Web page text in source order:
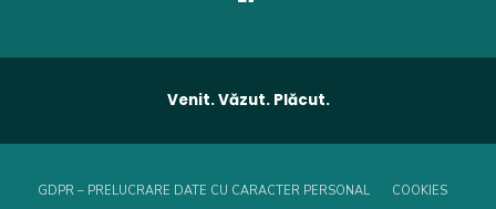
Venit. Văzut. Plăcut.
GDPR – PRELUCRARE DATE CU CARACTER PERSONAL COOKIES